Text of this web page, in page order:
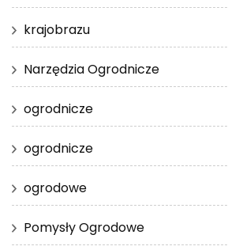
krajobrazu
Narzędzia Ogrodnicze
ogrodnicze
ogrodnicze
ogrodowe
Pomysły Ogrodowe